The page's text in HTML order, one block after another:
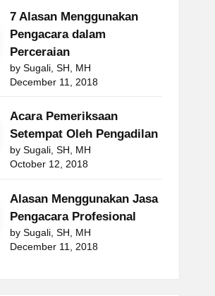
7 Alasan Menggunakan
Pengacara dalam
Perceraian
by Sugali, SH, MH
December 11, 2018
Acara Pemeriksaan
Setempat Oleh Pengadilan
by Sugali, SH, MH
October 12, 2018
Alasan Menggunakan Jasa
Pengacara Profesional
by Sugali, SH, MH
December 11, 2018